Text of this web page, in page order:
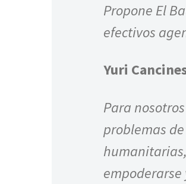
Propone El
efectivos
Yuri
Para
problemas
empoderarse